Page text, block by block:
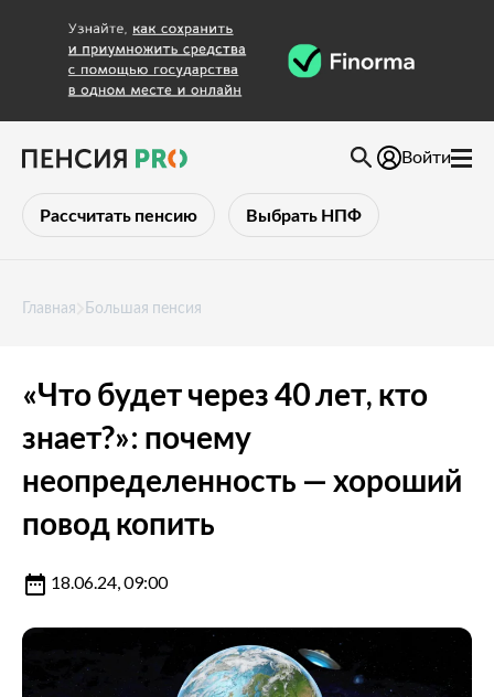
Рассчитать пенсию Выбрать НПФ
Войти
Главная Большая пенсия
«Что будет через 40 лет, кто
знает?»: почему
неопределенность — хороший
повод копить
18.06.24, 09:00